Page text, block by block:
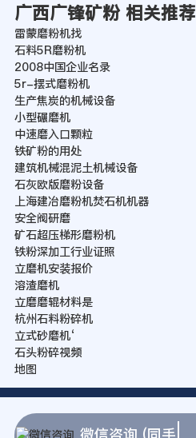
广西广锋矿粉 相关推荐
雷蒙磨粉机找
石料5R磨粉机
2008中国企业名录
5r-摆式磨粉机
生产焦炭的机械设备
小型碾磨机
中速磨入口颗粒
铁矿粉的用处
建筑机械混泥土机械设备
石灰欧版磨粉设备
上海建冶磨粉机焚石机机器
安全阀研磨
矿石超压梯形磨粉机
铁粉深加工行业证照
立磨机安装报价
溶渣磨机
立磨磨辊材料是
杭州石料粉碎机
立式砂磨机‘
石头粉碎视频
地图